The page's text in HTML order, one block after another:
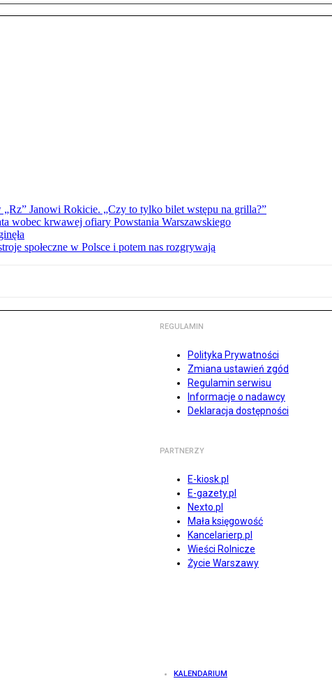
„Rz” Janowi Rokicie. „Czy to tylko bilet wstępu na grilla?”
wobec krwawej ofiary Powstania Warszawskiego
społeczne w Polsce i potem nas rozgrywają
REGULAMIN
Polityka Prywatności
Zmiana ustawień zgód
Regulamin serwisu
Informacje o nadawcy
Deklaracja dostępności
PARTNERZY
E-kiosk.pl
E-gazety.pl
Nexto.pl
Mała księgowość
Kancelarierp.pl
Wieści Rolnicze
Życie Warszawy
KALENDARIUM